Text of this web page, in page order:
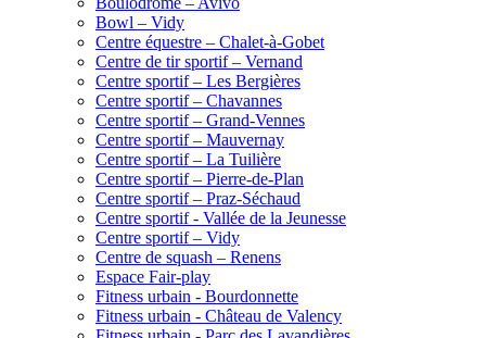
Bowl – Vidy
Centre équestre – Chalet-à-Gobet
Centre de tir sportif – Vernand
Centre sportif – Les Bergières
Centre sportif – Chavannes
Centre sportif – Grand-Vennes
Centre sportif – Mauvernay
Centre sportif – La Tuilière
Centre sportif – Pierre-de-Plan
Centre sportif – Praz-Séchaud
Centre sportif - Vallée de la Jeunesse
Centre sportif – Vidy
Centre de squash – Renens
Espace Fair-play
Fitness urbain - Bourdonnette
Fitness urbain - Château de Valency